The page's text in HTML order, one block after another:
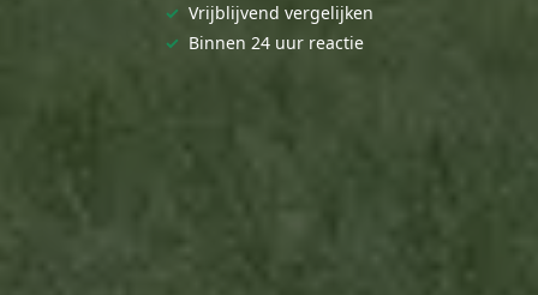
✓ Vrijblijvend vergelijken
✓ Binnen 24 uur reactie